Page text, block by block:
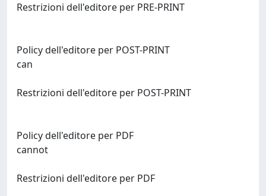
Restrizioni dell'editore per PRE-PRINT
Policy dell'editore per POST-PRINT
Restrizioni dell'editore per POST-PRINT
Policy dell'editore per PDF
Restrizioni dell'editore per PDF